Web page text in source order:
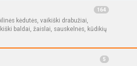
164
kėdutės, vaikiški drabužiai,
baldai, žaislai, sauskelnės, kūdikių
5